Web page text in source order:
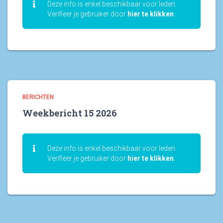
Deze info is enkel beschikbaar voor leden.
Verifieer je gebruiker door hier te klikken
BERICHTEN
Weekbericht 15 2026
Deze info is enkel beschikbaar voor leden.
Verifieer je gebruiker door hier te klikken